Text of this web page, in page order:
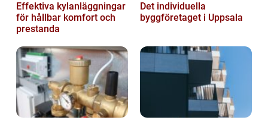
Effektiva kylanläggningar
för hållbar komfort och
prestanda
Det individuella
byggföretaget i Uppsala